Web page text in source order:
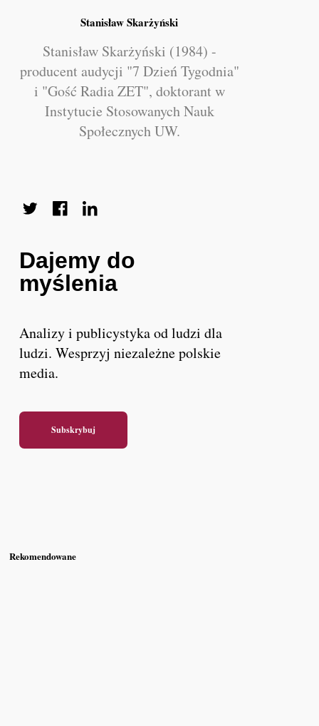
Stanisław Skarżyński
Stanisław Skarżyński (1984) -
producent audycji "7 Dzień Tygodnia"
i "Gość Radia ZET", doktorant w
Instytucie Stosowanych Nauk
Społecznych UW.
Dajemy do
myślenia
Analizy i publicystyka od ludzi dla
ludzi. Wesprzyj niezależne polskie
media.
Subskrybuj
Rekomendowane